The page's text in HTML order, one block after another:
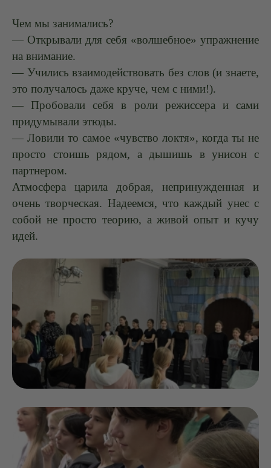
Чем мы занимались?
— Открывали для себя «волшебное» упражнение
на внимание.
— Учились взаимодействовать без слов (и знаете,
это получалось даже круче, чем с ними!).
— Пробовали себя в роли режиссера и сами
придумывали этюды.
— Ловили то самое «чувство локтя», когда ты не
просто стоишь рядом, а дышишь в унисон с
партнером.
Атмосфера царила добрая, непринужденная и
очень творческая. Надеемся, что каждый унес с
собой не просто теорию, а живой опыт и кучу
идей.